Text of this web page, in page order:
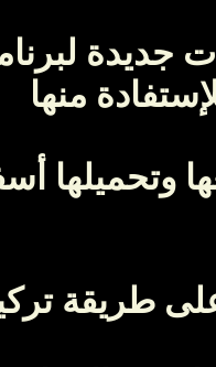
جديدة
منها
وتحميلها
طريقة